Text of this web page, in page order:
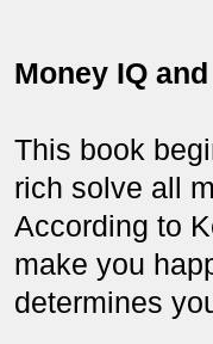
Money IQ
This book
rich solve all
According to
make you
determines